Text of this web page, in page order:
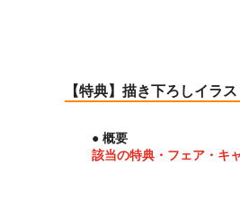
【特典】描き下ろしイラ
● 概要
該当の特典・フェア・キ